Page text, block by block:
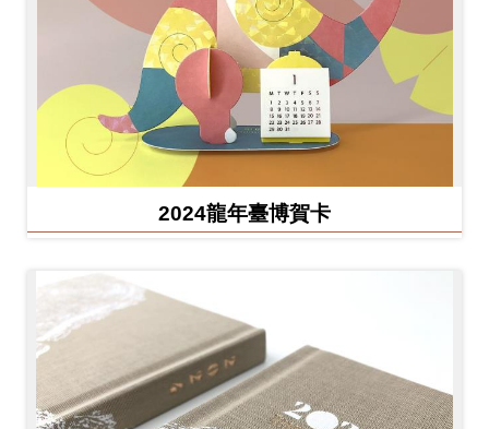
2024龍年臺博賀卡